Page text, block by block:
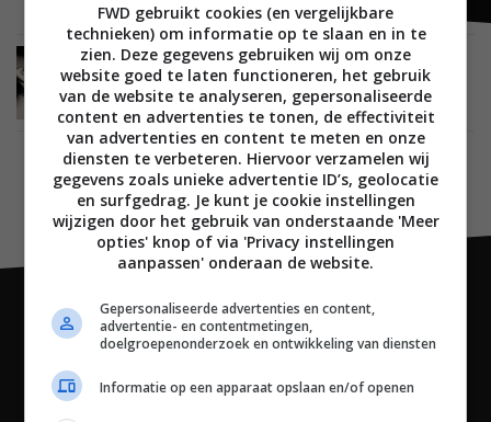
NIEUWS MOBILE SMARTPHONES 30 JULI 2021
Huawei P50 en P50 Pro aangekondigd voor de
Chinese markt
FWD gebruikt cookies (en vergelijkbare
technieken) om informatie op te slaan en in te
zien. Deze gegevens gebruiken wij om onze
website goed te laten functioneren, het gebruik
van de website te analyseren, gepersonaliseerde
content en advertenties te tonen, de effectiviteit
van advertenties en content te meten en onze
diensten te verbeteren. Hiervoor verzamelen wij
gegevens zoals unieke advertentie ID’s, geolocatie
en surfgedrag. Je kunt je cookie instellingen
wijzigen door het gebruik van onderstaande 'Meer
opties' knop of via 'Privacy instellingen
aanpassen' onderaan de website.
Gepersonaliseerde advertenties en content,
advertentie- en contentmetingen,
doelgroepenonderzoek en ontwikkeling van diensten
Informatie op een apparaat opslaan en/of openen